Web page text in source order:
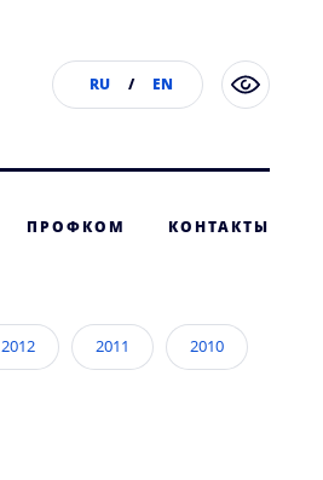
RU / EN
ПРОФКОМ КОНТАКТЫ
2012 2011 2010